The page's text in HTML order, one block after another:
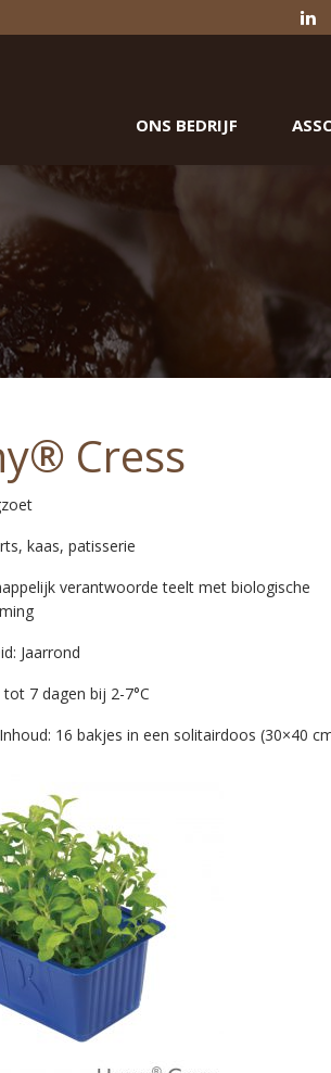
ONS BEDRIJF
Cress
kaas, patisserie
verantwoorde teelt met biologische
Jaarrond
7 dagen bij 2-7°C
16 bakjes in een solitairdoos (30×40